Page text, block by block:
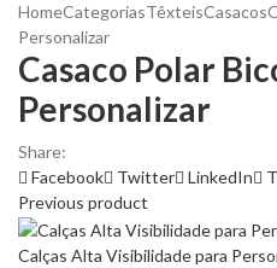
HomeCategoriasTêxteisCasacos
Personalizar
Casaco Polar
Personalizar
Share:
Facebook
Twitter LinkedIn
Previous product
Calças Alta Visibilidade para